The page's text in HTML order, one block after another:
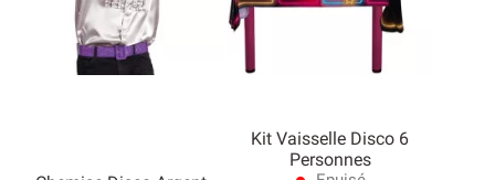
Kit Vaisselle Disco 6
Personnes